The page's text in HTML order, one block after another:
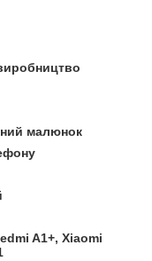
малюнок
A1+, Xiaomi